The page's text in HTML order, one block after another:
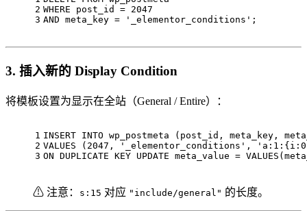
2
3
WHERE post_id = 2047
AND meta_key = '_elementor_conditions' ;
3. 插入新的 Display Condition
将模板设置为显示在全站（General / Entire）：
1
2
3
INSERT INTO wp_postmeta (post_id, meta_key,
VALUES ( 2047 , '_elementor_conditions' ,
ON DUPLICATE KEY UPDATE meta_value = VALUES
⚠ 注意： s:15 对应 "include/general" 的长度。